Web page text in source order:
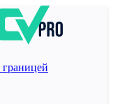
границей